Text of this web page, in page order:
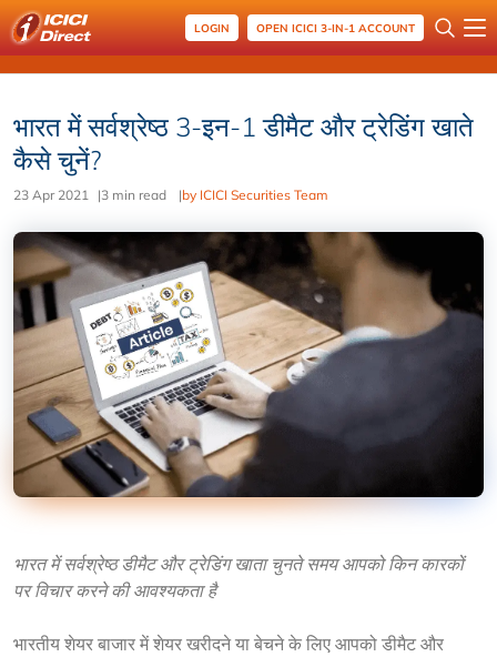
LOGIN OPEN ICICI 3-IN-1 ACCOUNT
भारत में सर्वश्रेष्ठ 3-इन-1 डीमैट और ट्रेडिंग खाते
कैसे चुनें?
23 Apr 2021 |3 min read |by ICICI Securities Team
भारत में सर्वश्रेष्ठ डीमैट और ट्रेडिंग खाता चुनते समय आपको किन कारकों
पर विचार करने की आवश्यकता है
भारतीय शेयर बाजार में शेयर खरीदने या बेचने के लिए आपको डीमैट और